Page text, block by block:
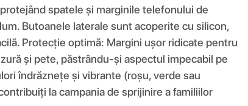
spatele și marginile telefonului de
Butoanele laterale sunt acoperite cu silicon,
Protecție optimă: Margini ușor ridicate pentru
și pete, păstrându-și aspectul impecabil pe
îndrăznețe și vibrante (roșu, verde sau
la campania de sprijinire a familiilor